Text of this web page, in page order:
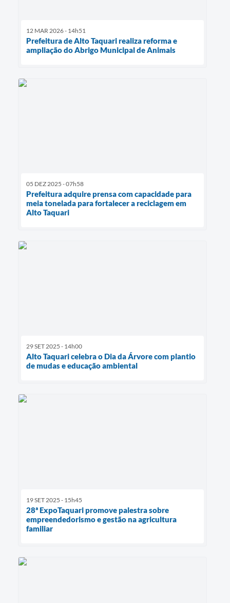
12 MAR 2026 - 14h51
Prefeitura de Alto Taquari realiza reforma e
ampliação do Abrigo Municipal de Animais
05 DEZ 2025 - 07h58
Prefeitura adquire prensa com capacidade para
meia tonelada para fortalecer a reciclagem em
Alto Taquari
29 SET 2025 - 14h00
Alto Taquari celebra o Dia da Árvore com plantio
de mudas e educação ambiental
19 SET 2025 - 15h45
28ª ExpoTaquari promove palestra sobre
empreendedorismo e gestão na agricultura
familiar